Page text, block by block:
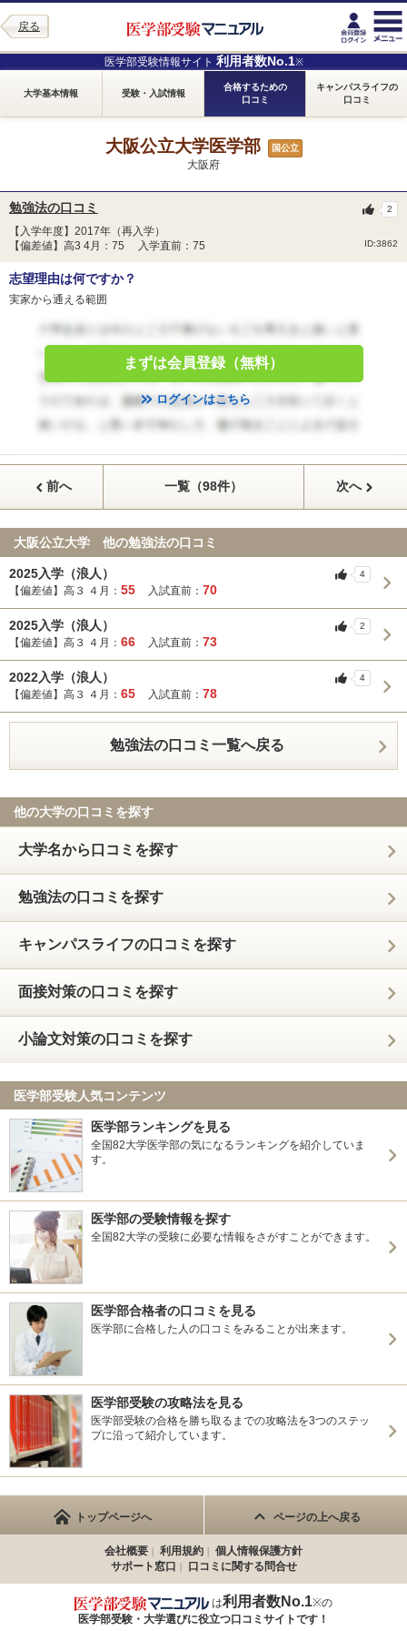
戻る
医学部受験情報サイト 利用者数No.1※
大学基本情報 受験・入試情報
合格するための
口コミ
キャンパスライフの
口コミ
大阪公立大学医学部 国公立
大阪府
勉強法の口コミ
【入学年度】2017年（再入学）
【偏差値】高3 4月：75 入学直前：75
ID:3862
2
志望理由は何ですか？
実家から通える範囲
まずは会員登録（無料）
ログインはこちら
前へ 一覧（98件） 次へ
大阪公立大学 他の勉強法の口コミ
2025入学（浪人）
【偏差値】高３ ４月： 55 入試直前： 70
4
2025入学（浪人）
【偏差値】高３ ４月： 66 入試直前： 73
2
2022入学（浪人）
【偏差値】高３ ４月： 65 入試直前： 78
4
勉強法の口コミ一覧へ戻る
他の大学の口コミを探す
大学名から口コミを探す
勉強法の口コミを探す
キャンパスライフの口コミを探す
面接対策の口コミを探す
小論文対策の口コミを探す
医学部受験人気コンテンツ
医学部ランキングを見る
全国82大学医学部の気になるランキングを紹介していま
す。
医学部の受験情報を探す
全国82大学の受験に必要な情報をさがすことができます。
医学部合格者の口コミを見る
医学部に合格した人の口コミをみることが出来ます。
医学部受験の攻略法を見る
医学部受験の合格を勝ち取るまでの攻略法を3つのステッ
プに沿って紹介しています。
トップページへ ページの上へ戻る
会社概要 利用規約
個人情報保護方針
サポート窓口
口コミに関する問合せ
は利用者数No.1※の
医学部受験・大学選びに役立つ口コミサイトです！